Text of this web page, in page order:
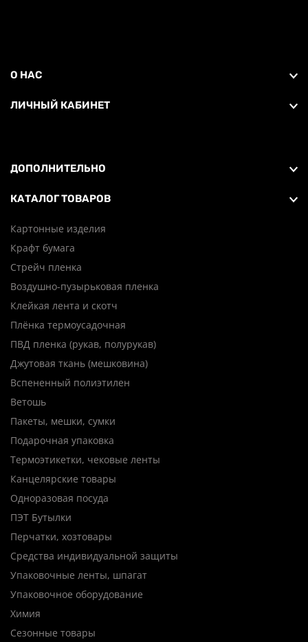
О НАС
ЛИЧНЫЙ КАБИНЕТ
ДОПОЛНИТЕЛЬНО
КАТАЛОГ ТОВАРОВ
Картонные изделия
Крафт бумага
Стрейч пленка
Воздушно-пузырьковая пленка
Клейкая лента и скотч
Плёнка термоусадочная
ПВД пленка (рукав, полурукав)
Джутовая ткань (мешковина)
Вспененный полиэтилен
Ветошь
Пакеты, мешки, сумки
Подарочная упаковка
Термоэтикетки, чековые ленты
Канцелярские товары
Одноразовая посуда
ПЭТ Бутылки
Перчатки, хозтовары
Средства индивидуальной защиты
Упаковочные ленты, шпагат
Упаковочное оборудование
Химия
Сезонные товары